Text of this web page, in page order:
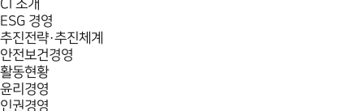
CI 소개
ESG 경영
추진전략·추진체계
안전보건경영
활동현황
윤리경영
인권경영